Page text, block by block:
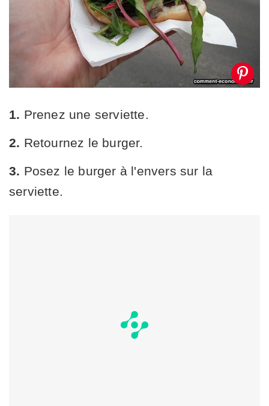
1. Prenez une serviette.
2. Retournez le burger.
3. Posez le burger à l'envers sur la
serviette.